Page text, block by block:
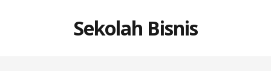
Sekolah Bisnis